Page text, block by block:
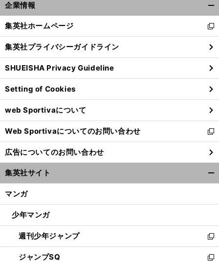
企業情報
閉
る
集英社ホームページ
新
し
い
ウ
ィ
ン
ド
ウ
で
開
く
集英社プライバシーガイドライン
SHUEISHA Privacy Guideline
Setting of Cookies
web Sportivaについて
Web Sportivaについてのお問い合わせ
新
し
い
ウ
ィ
ン
ウ
開
く
広告についてのお問い合わせ
集英社サイト
マンガ
少年マンガ
週刊少年ジャンプ
新
し
い
ジャンプSQ
新